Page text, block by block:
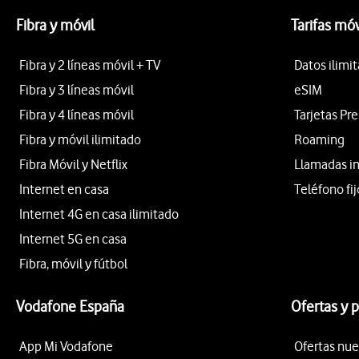
Fibra y móvil
Fibra y 2 líneas móvil + TV
Fibra y 3 líneas móvil
Fibra y 4 líneas móvil
Fibra y móvil ilimitado
Fibra Móvil y Netflix
Internet en casa
Internet 4G en casa ilimitado
Internet 5G en casa
Fibra, móvil y fútbol
Tarifas
Datos
eSIM
Tarjetas
Roaming
Llamadas
Teléfono
Vodafone España
App Mi Vodafone
Ofertas y
Ofertas